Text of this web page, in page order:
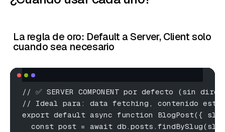
La regla de oro: Default a Server, Client solo
cuando sea necesario
// ✅ SERVER COMPONENT por defecto (sin
// Ideal para: data fetching, contenido
export default async function BlogPost({
const post = await